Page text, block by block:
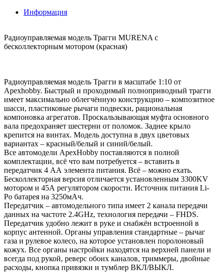
Информация
Радиоуправляемая модель Трагги MURENA с
бесколлекторным мотором (красная)
Радиоуправляемая модель Трагги в масштабе 1:10 от
Apexhobby. Быстрый и проходимый полноприводный трагги
имеет максимально облегчённую конструкцию – композитное
шасси, пластиковые рычаги подвески, рациональная
компоновка агрегатов. Проскальзывающая муфта основного
вала предохраняет шестерни от поломок. Заднее крыло
крепится на винтах. Модель доступна в двух цветовых
вариантах – красный/белый и синий/белый.
Все автомодели ApexHobby поставляются в полной
комплектации, всё что вам потребуется – вставить в
передатчик 4 АА элемента питания. Всё – можно ехать.
Бесколлекторная версия отличается установленным 3300KV
мотором и 45А регулятором скорости. Источник питания Li-
Po батарея на 3250мАч.
Передатчик – автомодельного типа имеет 2 канала передачи
данных на частоте 2.4GHz, технология передачи – FHDS.
Передатчик удобно лежит в руке и снабжён встроенной в
корпус антенной. Органы управления стандартные – рычаг
газа и рулевое колесо, на которое установлен поролоновый
кожух. Все органы настройки находятся на верхней панели и
всегда под рукой, реверс обоих каналов, триммеры, двойные
расходы, кнопка привязки и тумблер ВКЛ/ВЫКЛ.